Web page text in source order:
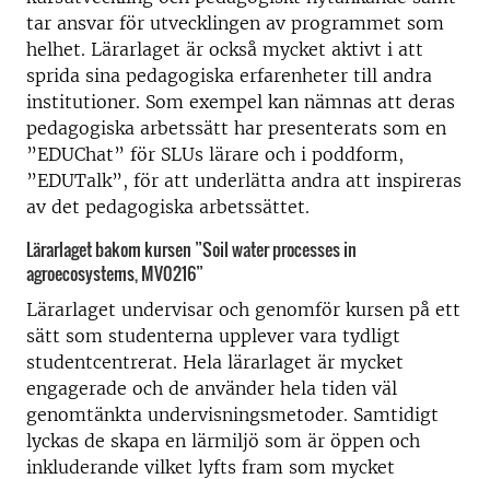
tar ansvar för utvecklingen av programmet som
helhet. Lärarlaget är också mycket aktivt i att
sprida sina pedagogiska erfarenheter till andra
institutioner. Som exempel kan nämnas att deras
pedagogiska arbetssätt har presenterats som en
”EDUChat” för SLUs lärare och i poddform,
”EDUTalk”, för att underlätta andra att inspireras
av det pedagogiska arbetssättet.
Lärarlaget bakom kursen ”Soil water processes in
agroecosystems, MV0216”
Lärarlaget undervisar och genomför kursen på ett
sätt som studenterna upplever vara tydligt
studentcentrerat. Hela lärarlaget är mycket
engagerade och de använder hela tiden väl
genomtänkta undervisningsmetoder. Samtidigt
lyckas de skapa en lärmiljö som är öppen och
inkluderande vilket lyfts fram som mycket